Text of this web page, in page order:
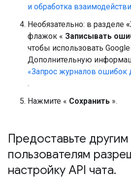
и обработка
Необязательно: в разделе
флажок « Записывать
чтобы использовать
Дополнительную
«Запрос журналов ошибок
.
Нажмите « Сохранить ».
Предоставьте другим
пользователям
настройку API чата.